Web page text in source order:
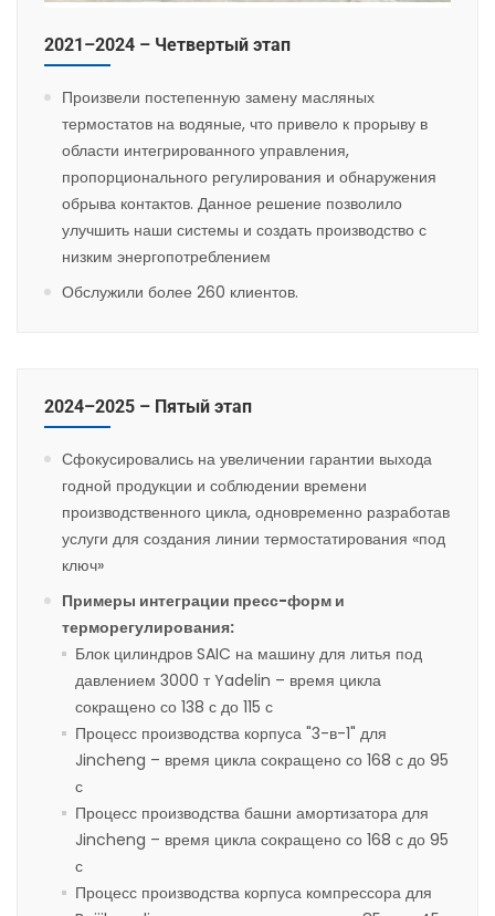
2021–2024 – Четвертый этап
Произвели постепенную замену масляных
термостатов на водяные, что привело к прорыву в
области интегрированного управления,
пропорционального регулирования и обнаружения
обрыва контактов. Данное решение позволило
улучшить наши системы и создать производство с
низким энергопотреблением
Обслужили более 260 клиентов.
2024–2025 – Пятый этап
Сфокусировались на увеличении гарантии выхода
годной продукции и соблюдении времени
производственного цикла, одновременно разработав
услуги для создания линии термостатирования «под
ключ»
Примеры интеграции пресс-форм и
терморегулирования:
Блок цилиндров SAIC на машину для литья под
давлением 3000 т Yadelin – время цикла
сокращено со 138 с до 115 с
Процесс производства корпуса "3-в-1" для
Jincheng – время цикла сокращено со 168 с до 95
с
Процесс производства башни амортизатора для
Jincheng – время цикла сокращено со 168 с до 95
с
Процесс производства корпуса компрессора для